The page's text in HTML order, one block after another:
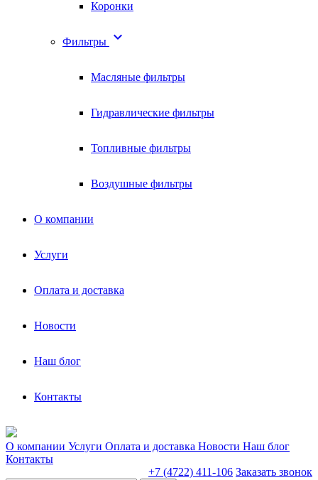
Коронки
Фильтры 
Масляные фильтры
Гидравлические фильтры
Топливные фильтры
Воздушные фильтры
О компании
Услуги
Оплата и доставка
Новости
Наш блог
Контакты
О компании Услуги Оплата и доставка Новости Наш блог
Контакты
+7 (4722) 411-106 Заказать звонок